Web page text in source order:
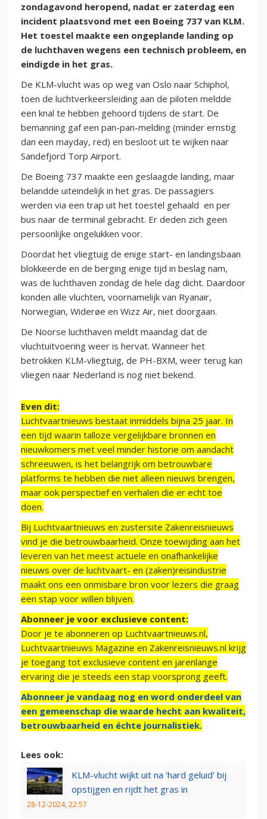
zondagavond heropend, nadat er zaterdag een
incident plaatsvond met een Boeing 737 van KLM.
Het toestel maakte een ongeplande landing op
de luchthaven wegens een technisch probleem, en
eindigde in het gras.
De KLM-vlucht was op weg van Oslo naar Schiphol,
toen de luchtverkeersleiding aan de piloten meldde
een knal te hebben gehoord tijdens de start. De
bemanning gaf een pan-pan-melding (minder ernstig
dan een mayday, red) en besloot uit te wijken naar
Sandefjord Torp Airport.
De Boeing 737 maakte een geslaagde landing, maar
belandde uiteindelijk in het gras. De passagiers
werden via een trap uit het toestel gehaald en per
bus naar de terminal gebracht. Er deden zich geen
persoonlijke ongelukken voor.
Doordat het vliegtuig de enige start- en landingsbaan
blokkeerde en de berging enige tijd in beslag nam,
was de luchthaven zondag de hele dag dicht. Daardoor
konden alle vluchten, voornamelijk van Ryanair,
Norwegian, Widerøe en Wizz Air, niet doorgaan.
De Noorse luchthaven meldt maandag dat de
vluchtuitvoering weer is hervat. Wanneer het
betrokken KLM-vliegtuig, de PH-BXM, weer terug kan
vliegen naar Nederland is nog niet bekend.
Even dit:
Luchtvaartnieuws bestaat inmiddels bijna 25 jaar. In
een tijd waarin talloze vergelijkbare bronnen en
nieuwkomers met veel minder historie om aandacht
schreeuwen, is het belangrijk om betrouwbare
platforms te hebben die niet alleen nieuws brengen,
maar ook perspectief en verhalen die er echt toe
doen.
Bij Luchtvaartnieuws en zustersite Zakenreisnieuws
vind je die betrouwbaarheid. Onze toewijding aan het
leveren van het meest actuele en onafhankelijke
nieuws over de luchtvaart- en (zaken)reisindustrie
maakt ons een onmisbare bron voor lezers die graag
een stap voor willen blijven.
Abonneer je voor exclusieve content:
Door je te abonneren op Luchtvaartnieuws.nl,
Luchtvaartnieuws Magazine en Zakenreisnieuws.nl krijg
je toegang tot exclusieve content en jarenlange
ervaring die je steeds een stap voorsprong geeft.
Abonneer je vandaag nog en word onderdeel van
een gemeenschap die waarde hecht aan kwaliteit,
betrouwbaarheid en échte journalistiek.
Lees ook:
KLM-vlucht wijkt uit na 'hard geluid' bij
opstijgen en rijdt het gras in
28-12-2024, 22:57